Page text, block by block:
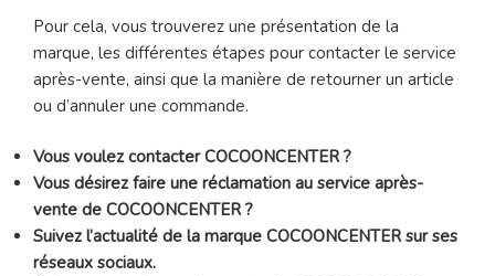
Pour cela, vous trouverez une présentation de la
marque, les différentes étapes pour contacter le service
après-vente, ainsi que la manière de retourner un article
ou d’annuler une commande.
Vous voulez contacter COCOONCENTER ?
Vous désirez faire une réclamation au service après-
vente de COCOONCENTER ?
Suivez l’actualité de la marque COCOONCENTER sur ses
réseaux sociaux.